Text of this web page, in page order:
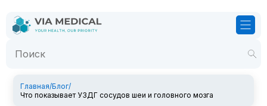
Главная/Блог/
Что показывает УЗДГ сосудов шеи и головного мозга